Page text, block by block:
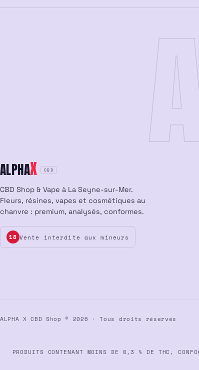
ALPHAX CBD
CBD Shop & Vape à La Seyne-sur-Mer.
Fleurs, résines, vapes et cosmétiques au
chanvre : premium, analysés, conformes.
18 Vente interdite aux mineurs
ALPHA X CBD Shop © 2026 · Tous droits réservés
PRODUITS CONTENANT MOINS DE 0,3 % DE THC,